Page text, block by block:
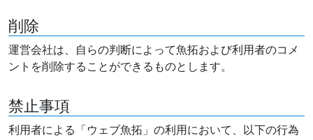
削除
運営会社は、自らの判断によって魚拓および利用者のコメ
ントを削除することができるものとします。
禁止事項
利用者による「ウェブ魚拓」の利用において、以下の行為